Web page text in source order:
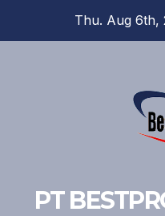
Thu. Aug 6th,
PT